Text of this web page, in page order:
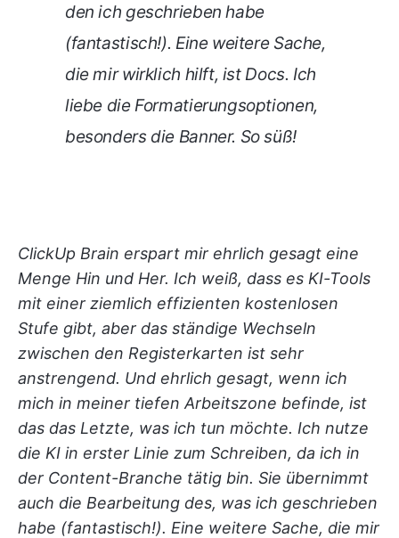
den ich geschrieben habe
(fantastisch!). Eine weitere Sache,
die mir wirklich hilft, ist Docs. Ich
liebe die Formatierungsoptionen,
besonders die Banner. So süß!
ClickUp Brain erspart mir ehrlich gesagt eine
Menge Hin und Her. Ich weiß, dass es KI-Tools
mit einer ziemlich effizienten kostenlosen
Stufe gibt, aber das ständige Wechseln
zwischen den Registerkarten ist sehr
anstrengend. Und ehrlich gesagt, wenn ich
mich in meiner tiefen Arbeitszone befinde, ist
das das Letzte, was ich tun möchte. Ich nutze
die KI in erster Linie zum Schreiben, da ich in
der Content-Branche tätig bin. Sie übernimmt
auch die Bearbeitung des, was ich geschrieben
habe (fantastisch!). Eine weitere Sache, die mir